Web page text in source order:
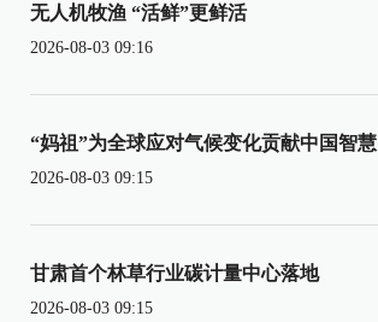
无人机牧渔 “活鲜”更鲜活
2026-08-03 09:16
“妈祖”为全球应对气候变化贡献中国智慧
2026-08-03 09:15
甘肃首个林草行业碳计量中心落地
2026-08-03 09:15